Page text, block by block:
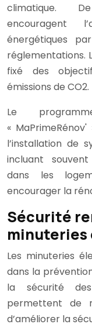
climatique.
encouragent
énergétiques
réglementations.
fixé des
émissions de CO2.
Le
«
l’installation de
incluant
dans les
encourager la
Sécurité
Les minuteries
dans la
la sécurité des
permettent de
d’améliorer la